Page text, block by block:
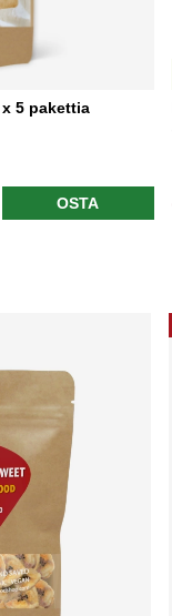
5 pakettia
OSTA